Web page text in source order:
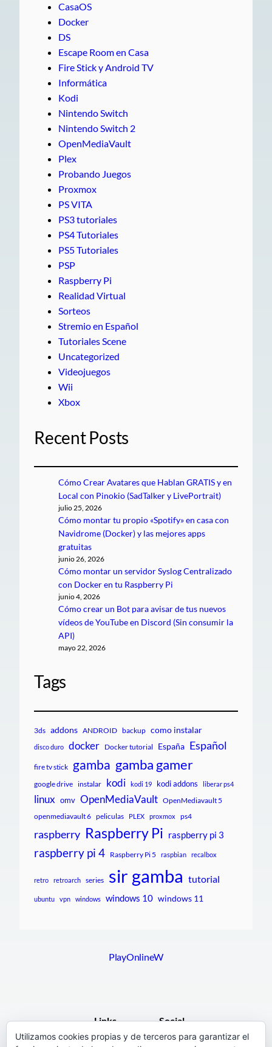
CasaOS
Docker
DS
Escape Room en Casa
Fire Stick y Android TV
Informática
Kodi
Nintendo Switch
Nintendo Switch 2
OpenMediaVault
Plex
Probando Juegos
Proxmox
PS VITA
PS3 tutoriales
PS4 Tutoriales
PS5 Tutoriales
PSP
Raspberry Pi
Realidad Virtual
Sorteos
Stremio en Español
Tutoriales Scene
Uncategorized
Videojuegos
Wii
Xbox
Recent Posts
Cómo Crear Avatares que Hablan GRATIS y en
Local con Pinokio (SadTalker y LivePortrait)
julio 25, 2026
Cómo montar tu propio «Spotify» en casa con
Navidrome (Docker) y las mejores apps
gratuitas
junio 26, 2026
Cómo montar un servidor Syslog Centralizado
con Docker en tu Raspberry Pi
junio 4, 2026
Cómo crear un Bot para avisar de tus nuevos
vídeos de YouTube en Discord (Sin consumir la
API)
mayo 22, 2026
Tags
3ds addons ANDROID backup como instalar
disco duro docker Docker tutorial España Español
fire tv stick gamba gamba gamer
google drive instalar kodi kodi 19 kodi addons liberar ps4
linux omv OpenMediaVault OpenMediavault 5
openmediavault 6 peliculas PLEX proxmox ps4
raspberry Raspberry Pi raspberry pi 3
raspberry pi 4 Raspberry Pi 5 raspbian recalbox
retro retroarch series sir gamba tutorial
ubuntu vpn windows windows 10 windows 11
PlayOnlineW
Links Social
Utilizamos cookies propias y de terceros para garantizar el